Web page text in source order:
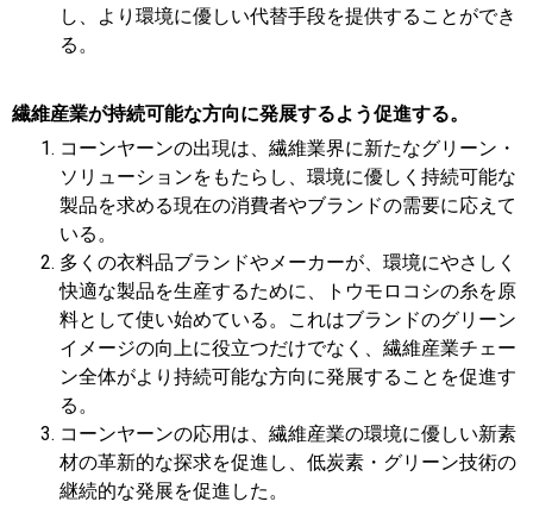
し、より環境に優しい代替手段を提供することができ
る。
繊維産業が持続可能な方向に発展するよう促進する。
コーンヤーンの出現は、繊維業界に新たなグリーン・
ソリューションをもたらし、環境に優しく持続可能な
製品を求める現在の消費者やブランドの需要に応えて
いる。
多くの衣料品ブランドやメーカーが、環境にやさしく
快適な製品を生産するために、トウモロコシの糸を原
料として使い始めている。これはブランドのグリーン
イメージの向上に役立つだけでなく、繊維産業チェー
ン全体がより持続可能な方向に発展することを促進す
る。
コーンヤーンの応用は、繊維産業の環境に優しい新素
材の革新的な探求を促進し、低炭素・グリーン技術の
継続的な発展を促進した。